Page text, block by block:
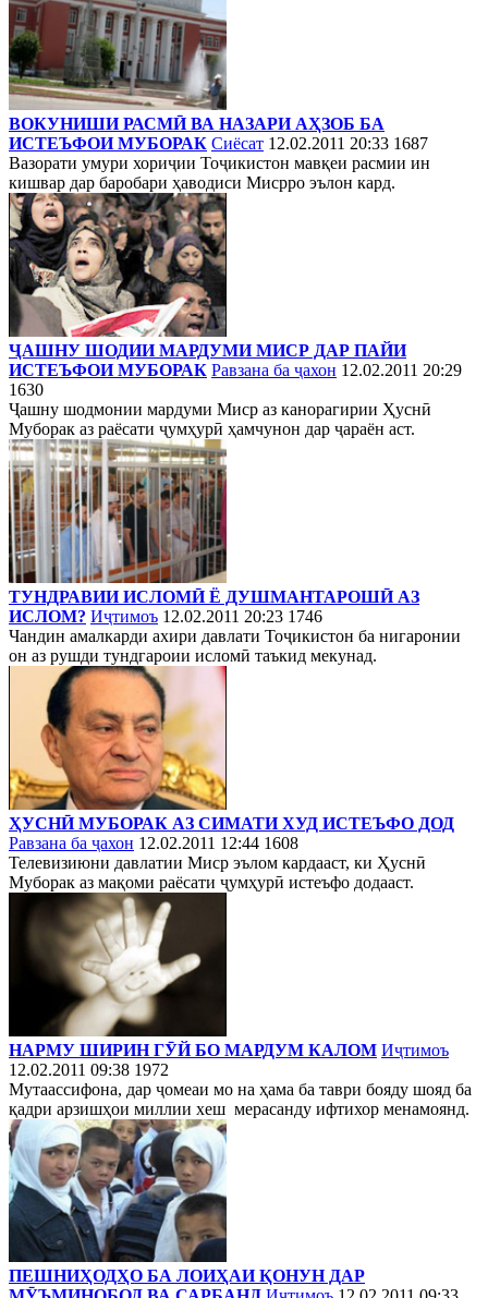
ВОКУНИШИ РАСМӢ ВА НАЗАРИ АҲЗОБ БА
ИСТЕЪФОИ МУБОРАК Сиёсат 12.02.2011 20:33 1687
Вазорати умури хориҷии Тоҷикистон мавқеи расмии ин
кишвар дар баробари ҳаводиси Мисрро эълон кард.
ҶАШНУ ШОДИИ МАРДУМИ МИСР ДАР ПАЙИ
ИСТЕЪФОИ МУБОРАК Равзана ба ҷахон 12.02.2011 20:29
1630
Ҷашну шодмонии мардуми Миср аз канорагирии Ҳуснӣ
Муборак аз раёсати ҷумҳурӣ ҳамчунон дар ҷараён аст.
ТУНДРАВИИ ИСЛОМӢ Ё ДУШМАНТАРОШӢ АЗ
ИСЛОМ? Иҷтимоъ 12.02.2011 20:23 1746
Чандин амалкарди ахири давлати Тоҷикистон ба нигаронии
он аз рушди тундгароии исломӣ таъкид мекунад.
ҲУСНӢ МУБОРАК АЗ СИМАТИ ХУД ИСТЕЪФО ДОД
Равзана ба ҷахон 12.02.2011 12:44 1608
Телевизиюни давлатии Миср эълом кардааст, ки Ҳуснӣ
Муборак аз мақоми раёсати ҷумҳурӣ истеъфо додааст.
НАРМУ ШИРИН ГӮЙ БО МАРДУМ КАЛОМ Иҷтимоъ
12.02.2011 09:38 1972
Мутаассифона, дар ҷомеаи мо на ҳама ба таври бояду шояд ба
қадри арзишҳои миллии хеш мерасанду ифтихор менамоянд.
ПЕШНИҲОДҲО БА ЛОИҲАИ ҚОНУН ДАР